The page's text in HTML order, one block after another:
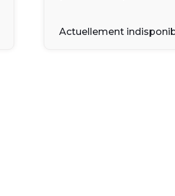
Actuellement